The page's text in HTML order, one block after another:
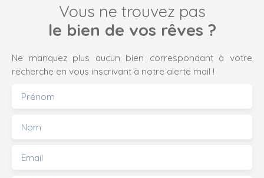
Vous ne trouvez pas
le bien de vos rêves ?
Ne manquez plus aucun bien correspondant à votre
recherche en vous inscrivant à notre alerte mail !
Prénom
Nom
Email